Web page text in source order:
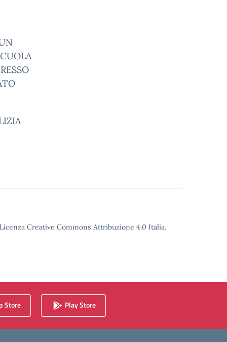
Creative Commons Attribuzione 4.0 Italia.
Store Play Store